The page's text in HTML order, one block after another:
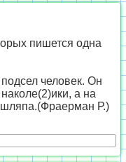
пишется одна
человек. Он
а на
шляпа.(Фраерман Р.)